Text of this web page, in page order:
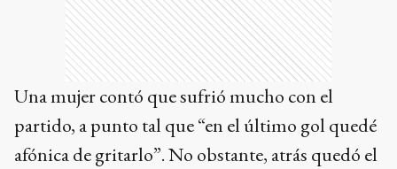
Una mujer contó que sufrió mucho con el
partido, a punto tal que “en el último gol quedé
afónica de gritarlo”. No obstante, atrás quedó el